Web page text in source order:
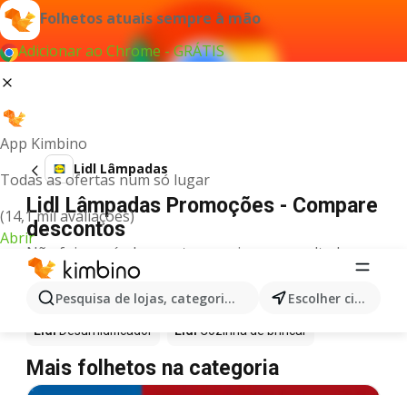
Folhetos atuais sempre à mão
Adicionar ao Chrome - GRÁTIS
App Kimbino
Todas as ofertas num só lugar
(14,1 mil avaliações)
Abrir
Pesquisa de lojas, categorias,produtos... Escolher cidade
Lidl Lâmpadas
Lidl Lâmpadas Promoções - Compare
descontos
Não foi possível encontrar quaisquer resultados
para este termo.
Mais produtos em Lidl
Lidl Desumidificador Lidl Cozinha de brincar
Mais folhetos na categoria